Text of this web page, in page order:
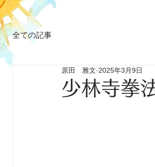
全ての記事
少林寺拳
原田 雅文 2025年3月9日